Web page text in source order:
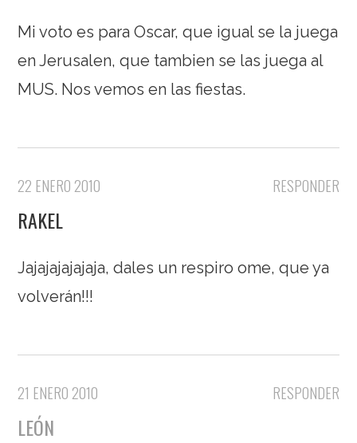
Mi voto es para Oscar, que igual se la juega
en Jerusalen, que tambien se las juega al
MUS. Nos vemos en las fiestas.
RESPONDER
22 ENERO 2010
RAKEL
Jajajajajajaja, dales un respiro ome, que ya
volverán!!!
RESPONDER
21 ENERO 2010
LEÓN